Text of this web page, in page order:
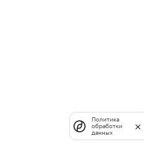
Политика
обработки
данных